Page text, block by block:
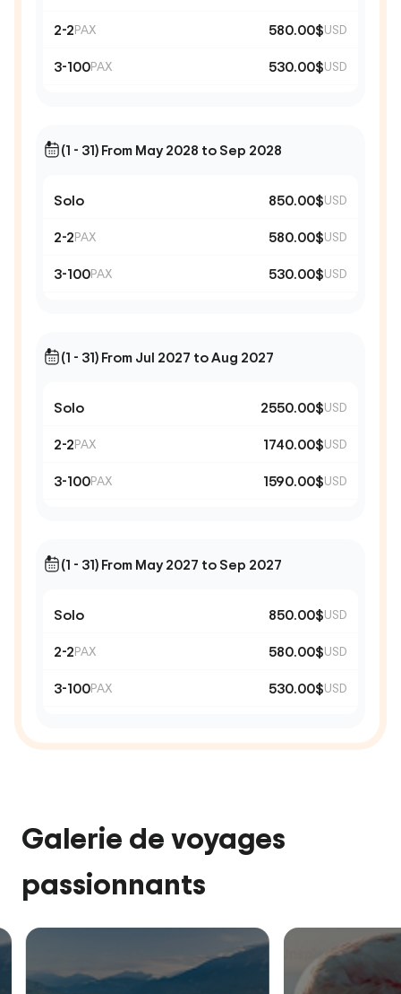
2-2PAX 580.00$USD
3-100PAX 530.00$USD
(1 - 31) From May 2028 to Sep 2028
Solo 850.00$USD
2-2PAX 580.00$USD
3-100PAX 530.00$USD
(1 - 31) From Jul 2027 to Aug 2027
Solo 2550.00$USD
2-2PAX 1740.00$USD
3-100PAX 1590.00$USD
(1 - 31) From May 2027 to Sep 2027
Solo 850.00$USD
2-2PAX 580.00$USD
3-100PAX 530.00$USD
Galerie de voyages
passionnants